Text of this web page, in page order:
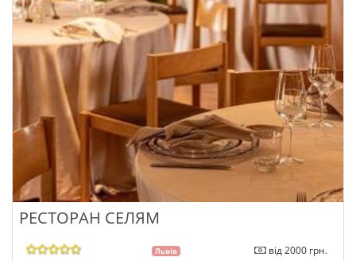
РЕСТОРАН СЕЛЯМ
Львів від 2000 грн.